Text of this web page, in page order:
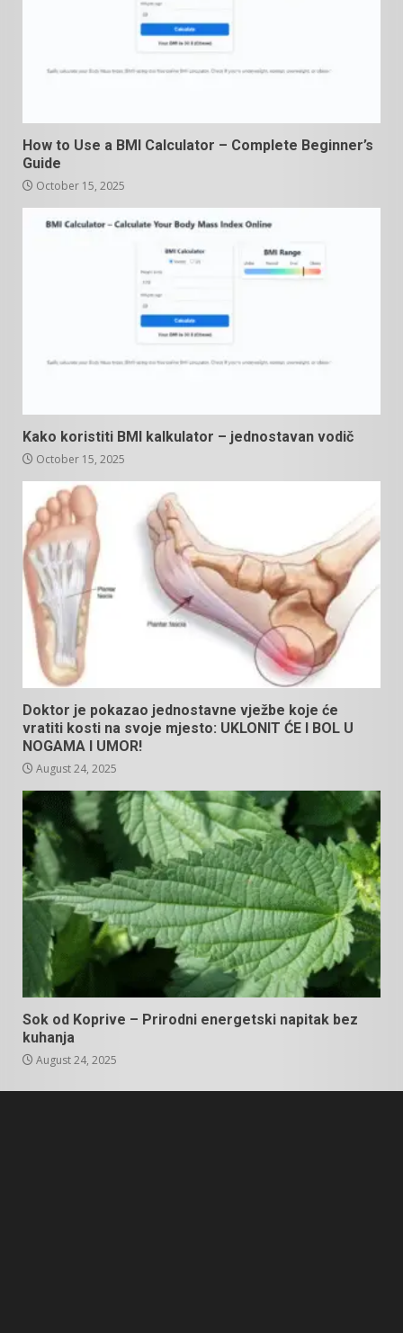
How to Use a BMI Calculator – Complete Beginner’s
Guide
October 15, 2025
Kako koristiti BMI kalkulator – jednostavan vodič
October 15, 2025
Doktor je pokazao jednostavne vježbe koje će
vratiti kosti na svoje mjesto: UKLONIT ĆE I BOL U
NOGAMA I UMOR!
August 24, 2025
Sok od Koprive – Prirodni energetski napitak bez
kuhanja
August 24, 2025